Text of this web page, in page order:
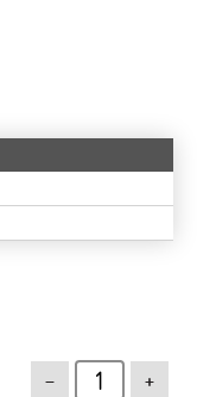
- +